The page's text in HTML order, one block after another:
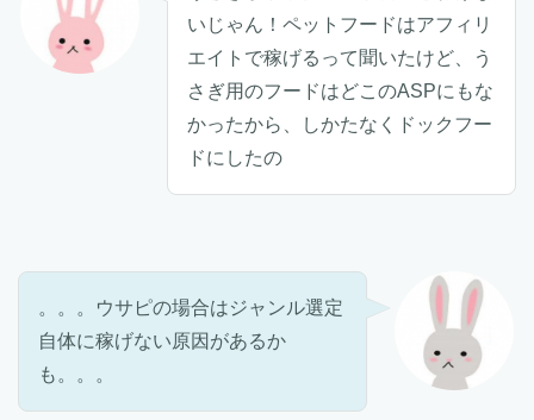
いじゃん！ペットフードはアフィリ
エイトで稼げるって聞いたけど、う
さぎ用のフードはどこのASPにもな
かったから、しかたなくドックフー
ドにしたの
。。。ウサピの場合はジャンル選定
自体に稼げない原因があるか
も。。。